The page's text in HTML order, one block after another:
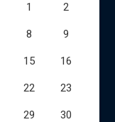
1
2
8 9
15 16
22 23
29 30